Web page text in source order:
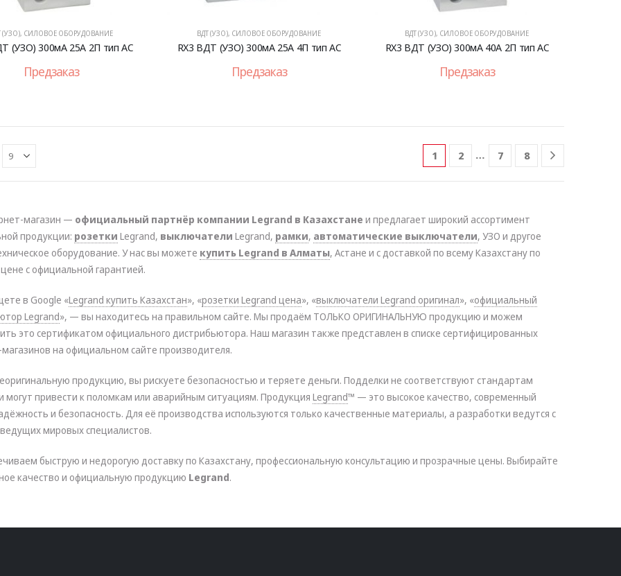
(УЗО), СИЛОВОЕ ОБОРУДОВАНИЕ
(УЗО) 300мА 25А 2П тип AC
Предзаказ
ВДТ (УЗО), СИЛОВОЕ ОБОРУДОВАНИЕ
RX3 ВДТ (УЗО) 300мА 25А 4П тип AC
Предзаказ
ВДТ (УЗО), СИЛОВОЕ ОБОРУДОВАНИЕ
RX3 ВДТ (УЗО) 300мА 40А 2П тип AC
Предзаказ
1 2 … 7 8
магазин — официальный партнёр компании Legrand в Казахстане и предлагает широкий ассортимент
продукции: розетки Legrand, выключатели Legrand, рамки, автоматические выключатели, УЗО и другое
оборудование. У нас вы можете купить Legrand в Алматы, Астане и с доставкой по всему Казахстану по
с официальной гарантией.
в Google «Legrand купить Казахстан», «розетки Legrand цена», «выключатели Legrand оригинал», «официальный
Legrand», — вы находитесь на правильном сайте. Мы продаём ТОЛЬКО ОРИГИНАЛЬНУЮ продукцию и можем
это сертификатом официального дистрибьютора. Наш магазин также представлен в списке сертифицированных
на официальном сайте производителя.
продукцию, вы рискуете безопасностью и теряете деньги. Подделки не соответствуют стандартам
могут привести к поломкам или аварийным ситуациям. Продукция Legrand™ — это высокое качество, современный
и безопасность. Для её производства используются только качественные материалы, а разработки ведутся с
мировых специалистов.
быструю и недорогую доставку по Казахстану, профессиональную консультацию и прозрачные цены. Выбирайте
качество и официальную продукцию Legrand.